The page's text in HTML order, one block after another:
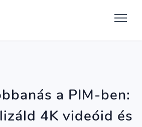
a PIM-ben:
4K videóid és